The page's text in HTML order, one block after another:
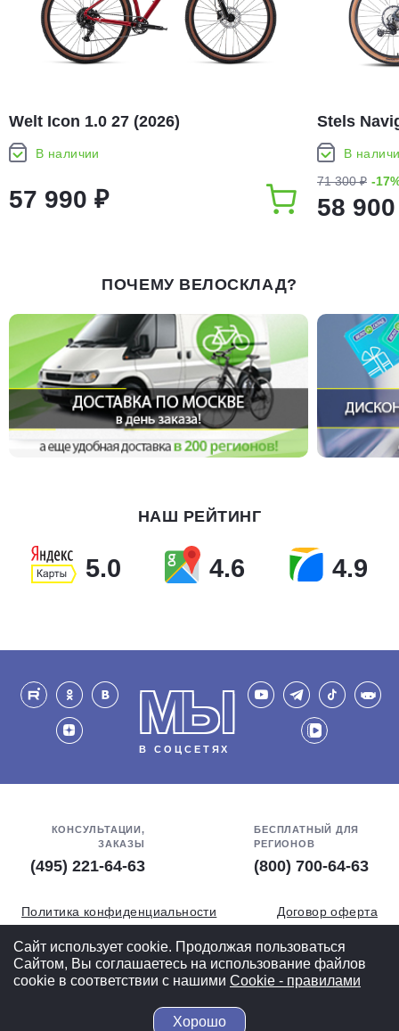
Welt Icon 1.0 27 (2026)
В наличии
57 990 ₽
Stels
В
71 300 ₽ -
58
ПОЧЕМУ ВЕЛОСКЛАД?
НАШ РЕЙТИНГ
5.0 4.6 4.9
МЫ
В СОЦСЕТЯХ
КОНСУЛЬТАЦИИ,
ЗАКАЗЫ
(495) 221-64-63
БЕСПЛАТНЫЙ ДЛЯ
РЕГИОНОВ
(800) 700-64-63
Политика конфиденциальности
Договор оферта
Обработка персональных данных
СОУТ
Полная версия
Сайт использует cookie. Продолжая пользоваться
Сайтом, Вы соглашаетесь на использование файлов
cookie в соответствии с нашими Cookiе - правилами
Хорошо